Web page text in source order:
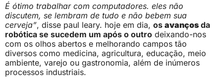
É ótimo trabalhar com computadores. eles não
discutem, se lembram de tudo e não bebem sua
cerveja”, disse paul leary. hoje em dia, os avanços da
robótica se sucedem um após o outro deixando-nos
com os olhos abertos e melhorando campos tão
diversos como medicina, agricultura, educação, meio
ambiente, varejo ou gastronomia, além de inúmeros
processos industriais.